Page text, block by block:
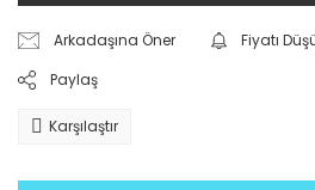
Arkadaşına Öner
Fiyatı
Paylaş
Karşılaştır